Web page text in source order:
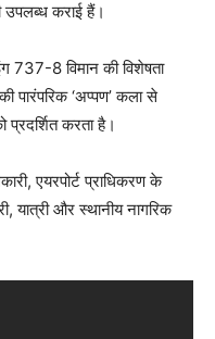
उपलब्ध कराई हैं।
737-8 विमान की विशेषता
पारंपरिक ‘अप्पण’ कला से
प्रदर्शित करता है।
एयरपोर्ट प्राधिकरण के
यात्री और स्थानीय नागरिक